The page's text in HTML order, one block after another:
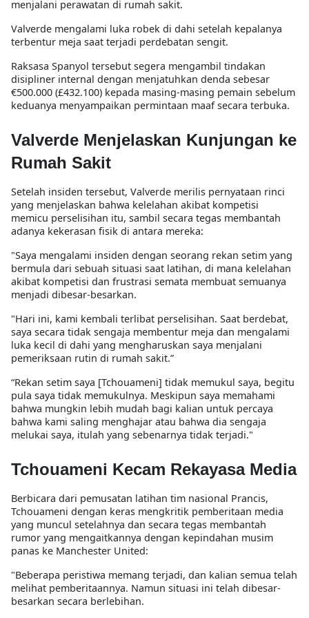
menjalani perawatan di rumah sakit.
Valverde mengalami luka robek di dahi setelah kepalanya
terbentur meja saat terjadi perdebatan sengit.
Raksasa Spanyol tersebut segera mengambil tindakan
disipliner internal dengan menjatuhkan denda sebesar
€500.000 (£432.100) kepada masing-masing pemain sebelum
keduanya menyampaikan permintaan maaf secara terbuka.
Valverde Menjelaskan Kunjungan ke
Rumah Sakit
Setelah insiden tersebut, Valverde merilis pernyataan rinci
yang menjelaskan bahwa kelelahan akibat kompetisi
memicu perselisihan itu, sambil secara tegas membantah
adanya kekerasan fisik di antara mereka:
"Saya mengalami insiden dengan seorang rekan setim yang
bermula dari sebuah situasi saat latihan, di mana kelelahan
akibat kompetisi dan frustrasi semata membuat semuanya
menjadi dibesar-besarkan.
"Hari ini, kami kembali terlibat perselisihan. Saat berdebat,
saya secara tidak sengaja membentur meja dan mengalami
luka kecil di dahi yang mengharuskan saya menjalani
pemeriksaan rutin di rumah sakit.”
“Rekan setim saya [Tchouameni] tidak memukul saya, begitu
pula saya tidak memukulnya. Meskipun saya memahami
bahwa mungkin lebih mudah bagi kalian untuk percaya
bahwa kami saling menghajar atau bahwa dia sengaja
melukai saya, itulah yang sebenarnya tidak terjadi."
Tchouameni Kecam Rekayasa Media
Berbicara dari pemusatan latihan tim nasional Prancis,
Tchouameni dengan keras mengkritik pemberitaan media
yang muncul setelahnya dan secara tegas membantah
rumor yang mengaitkannya dengan kepindahan musim
panas ke Manchester United:
"Beberapa peristiwa memang terjadi, dan kalian semua telah
melihat pemberitaannya. Namun situasi ini telah dibesar-
besarkan secara berlebihan.